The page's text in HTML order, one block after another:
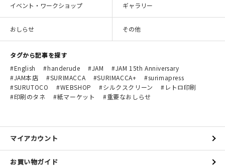
イベント・ワークショップ ギャラリー
おしらせ その他
タグから記事を探す
English
handerude JAM
JAM 15th Anniversary
JAM本店
SURIMACCA SURIMACCA+
surimapress
SURUTOCO
WEBSHOP シルクスクリーン
レトロ印刷
印刷のタネ
紙マーケット 重要なおしらせ
マイアカウント
お買い物ガイド